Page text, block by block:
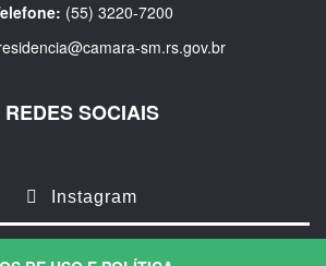
(55) 3220-7200
sm.rs.gov.br
REDES SOCIAIS
Instagram